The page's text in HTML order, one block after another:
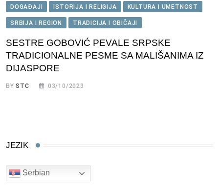
DOGAĐAJI ISTORIJA I RELIGIJA KULTURA I UMETNOST
SRBIJA I REGION TRADICIJA I OBIČAJI
SESTRE GOBOVIĆ PEVALE SRPSKE
TRADICIONALNE PESME SA MALIŠANIMA IZ
DIJASPORE
BYSTC 03/10/2023
JEZIK
Serbian